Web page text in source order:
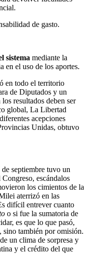
de gasto.
sistema mediante la
en el uso de los aportes.
en todo el territorio
de Diputados y un
resultados deben ser
global, La Libertad
acepciones
Unidas, obtuvo
septiembre tuvo un
escándalos
los cimientos de la
aterrizó en las
difícil entrever cuanto
o si fue la sumatoria de
es que lo que pasó,
sino también por omisión.
un clima de sorpresa y
y el crédito del que